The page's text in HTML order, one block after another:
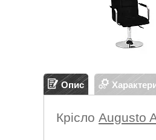
Опис
Крісло Augusto